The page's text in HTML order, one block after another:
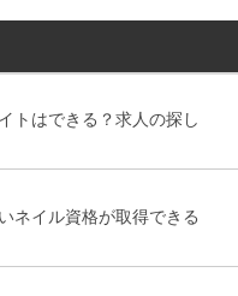
ロワッサンが楽しめま
香りが、美味しさを倍
ン屋さんになったみた
トはできる？求人の探し
ネイル資格が取得できる